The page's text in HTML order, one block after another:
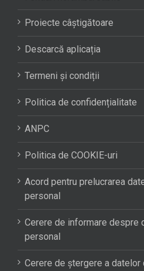
Proiecte câștigătoare
Descarcă aplicația
Termeni și condiții
Politica de confidențialitate
ANPC
Politica de COOKIE-uri
Acord pentru prelucrarea
personal
Cerere de informare despre
personal
Cerere de ștergere a datelor